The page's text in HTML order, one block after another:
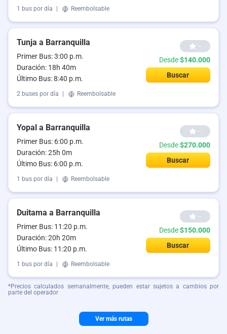
1 bus por día Reembolsable
Tunja a Barranquilla
Primer Bus: 3:00 p.m.
Duración: 18h 40m
Último Bus: 8:40 p.m.
--
Desde$140.000
Buscar
2 buses por día Reembolsable
Yopal a Barranquilla
Primer Bus: 6:00 p.m.
Duración: 25h 0m
Último Bus: 6:00 p.m.
--
Desde$270.000
Buscar
1 bus por día Reembolsable
Duitama a Barranquilla
Primer Bus: 11:20 p.m.
Duración: 20h 20m
Último Bus: 11:20 p.m.
--
Desde$150.000
Buscar
1 bus por día Reembolsable
*Precios calculados semanalmente, pueden estar sujetos a cambios por
parte del operador
Ver más rutas